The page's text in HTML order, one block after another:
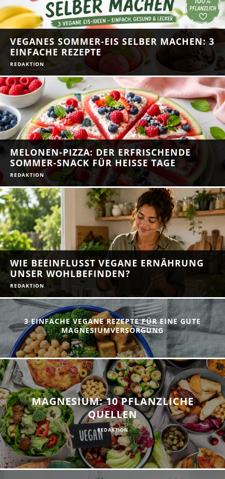
VEGANES SOMMER-EIS SELBER MACHEN: 3
EINFACHE REZEPTE
REDAKTION
MELONEN-PIZZA: DER ERFRISCHENDE
SOMMER-SNACK FÜR HEISSE TAGE
REDAKTION
WIE BEEINFLUSST VEGANE ERNÄHRUNG
UNSER WOHLBEFINDEN?
REDAKTION
3 EINFACHE VEGANE REZEPTE FÜR EINE GUTE
MAGNESIUMVERSORGUNG
MAGNESIUM: 10 PFLANZLICHE
QUELLEN
REDAKTION